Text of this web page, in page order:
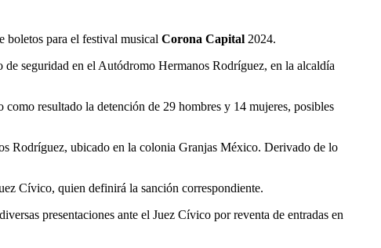
boletos para el festival musical Corona Capital 2024.
seguridad en el Autódromo Hermanos Rodríguez, en la alcaldía
como resultado la detención de 29 hombres y 14 mujeres, posibles
Rodríguez, ubicado en la colonia Granjas México. Derivado de lo
Cívico, quien definirá la sanción correspondiente.
presentaciones ante el Juez Cívico por reventa de entradas en